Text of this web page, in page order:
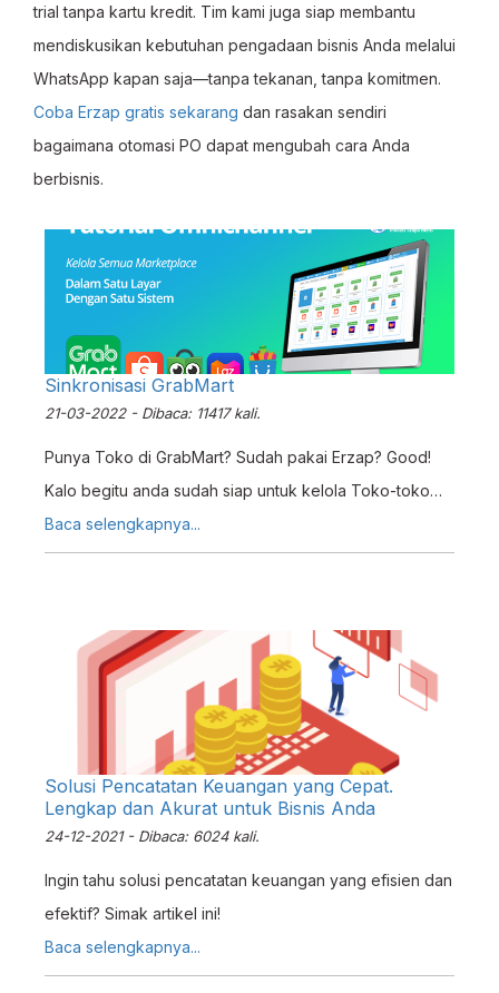
trial tanpa kartu kredit. Tim kami juga siap membantu
mendiskusikan kebutuhan pengadaan bisnis Anda melalui
WhatsApp kapan saja—tanpa tekanan, tanpa komitmen.
Coba Erzap gratis sekarang dan rasakan sendiri
bagaimana otomasi PO dapat mengubah cara Anda
berbisnis.
Sinkronisasi GrabMart
21-03-2022 - Dibaca: 11417 kali.
Punya Toko di GrabMart? Sudah pakai Erzap? Good!
Kalo begitu anda sudah siap untuk kelola Toko-toko
pada GrabMart via Erzap? Check this Tutorial out!
Baca selengkapnya...
Solusi Pencatatan Keuangan yang Cepat.
Lengkap dan Akurat untuk Bisnis Anda
24-12-2021 - Dibaca: 6024 kali.
Ingin tahu solusi pencatatan keuangan yang efisien dan
efektif? Simak artikel ini!
Baca selengkapnya...